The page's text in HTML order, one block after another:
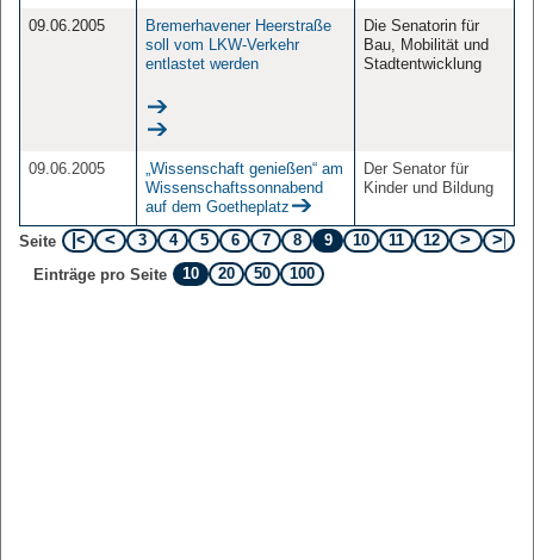
09.06.2005
Bremerhavener Heerstraße
soll vom LKW-Verkehr
entlastet werden
Die Senatorin für
Bau, Mobilität und
Stadtentwicklung
09.06.2005
„Wissenschaft genießen“ am
Wissenschaftssonnabend
auf dem Goetheplatz
Der Senator für
Kinder und Bildung
Seite 3 4 5 6 7 8 9 10 11
12
Einträge pro Seite
10 20 50 100